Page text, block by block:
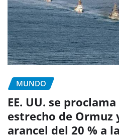
MUNDO
EE. UU. se
estrecho de Ormuz
arancel del 20 % a